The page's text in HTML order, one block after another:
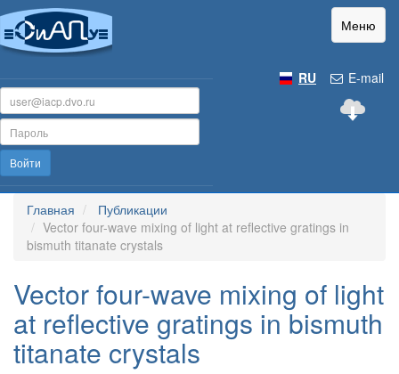
Меню
E-mail
RU
Войти
Главная
Публикации
Vector four-wave mixing of light at reflective gratings in
bismuth titanate crystals
Vector four-wave mixing of light
at reflective gratings in bismuth
titanate crystals